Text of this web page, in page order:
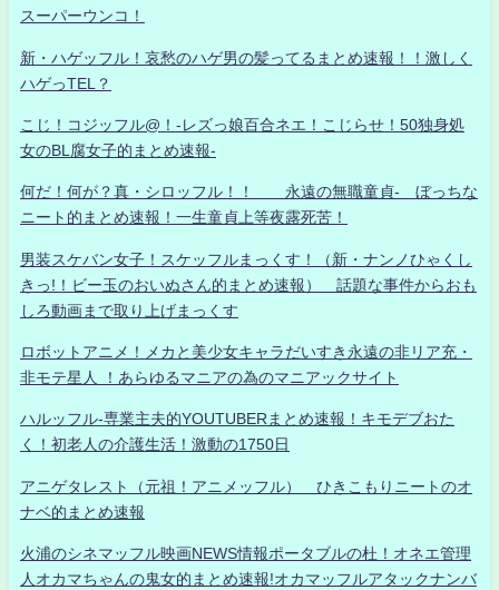
スーパーウンコ！
新・ハゲッフル！哀愁のハゲ男の髪ってるまとめ速報！！激しく
ハゲっTEL？
こじ！コジッフル@！-レズっ娘百合ネエ！こじらせ！50独身処
女のBL腐女子的まとめ速報-
何だ！何が？真・シロッフル！！ 永遠の無職童貞- ぼっちな
ニート的まとめ速報！一生童貞上等夜露死苦！
男装スケバン女子！スケッフルまっくす！（新・ナンノひゃくし
きっ!！ビー玉のおいぬさん的まとめ速報） 話題な事件からおも
しろ動画まで取り上げまっくす
ロボットアニメ！メカと美少女キャラだいすき永遠の非リア充・
非モテ星人 ！あらゆるマニアの為のマニアックサイト
ハルッフル-専業主夫的YOUTUBERまとめ速報！キモデブおた
く！初老人の介護生活！激動の1750日
アニゲタレスト（元祖！アニメッフル） ひきこもりニートのオ
ナベ的まとめ速報
火浦のシネマッフル映画NEWS情報ポータブルの杜！オネエ管理
人オカマちゃんの鬼女的まとめ速報!オカマッフルアタックナンバ